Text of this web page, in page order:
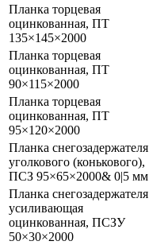
Планка торцевая
оцинкованная, ПТ
135×145×2000
Планка торцевая
оцинкованная, ПТ
90×115×2000
Планка торцевая
оцинкованная, ПТ
95×120×2000
Планка снегозадержателя
уголкового (конькового),
ПСЗ 95×65×2000& 0|5 мм
Планка снегозадержателя
усиливающая
оцинкованная, ПСЗУ
50×30×2000